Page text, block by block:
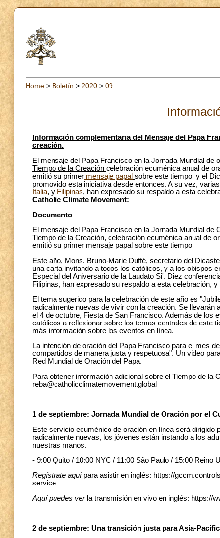
Home > Boletín > 2020 > 09
Información complementaria del Mensaje del Papa
creación.
El mensaje del Papa Francisco en la Jornada Mundial de
Tiempo de la Creación celebración ecuménica anual de
emitió su primer mensaje papal sobre este tiempo, y el
promovido esta iniciativa desde entonces. A su vez,
Italia, y Filipinas, han expresado su respaldo a esta
Catholic Climate Movement:
Documento
El mensaje del Papa Francisco en la Jornada Mundial de
Tiempo de la Creación, celebración ecuménica anual de
emitió su primer mensaje papal sobre este tiempo.
Este año, Mons. Bruno-Marie Duffé, secretario del
una carta invitando a todos los católicos, y a los obispos
Especial del Aniversario de la Laudato Si'. Diez
Filipinas, han expresado su respaldo a esta celebración,
El tema sugerido para la celebración de este año es
radicalmente nuevas de vivir con la creación. Se
el 4 de octubre, Fiesta de San Francisco. Además de los
católicos a reflexionar sobre los temas centrales de este
más información sobre los eventos en línea.
La intención de oración del Papa Francisco para el mes
compartidos de manera justa y respetuosa". Un video
Red Mundial de Oración del Papa.
Para obtener información adicional sobre el Tiempo de la
reba@catholicclimatemovement.global
1 de septiembre: Jornada Mundial de Oración por el
Este servicio ecuménico de oración en línea será
radicalmente nuevas, los jóvenes están instando a los
nuestras manos.
- 9:00 Quito / 10:00 NYC / 11:00 São Paulo / 15:00 Reino
Regístrate aquípara asistir en inglés: https://
service
Aquí puedes verla transmisión en vivo en inglés: https://
2 de septiembre: Una transición justa para Asia-